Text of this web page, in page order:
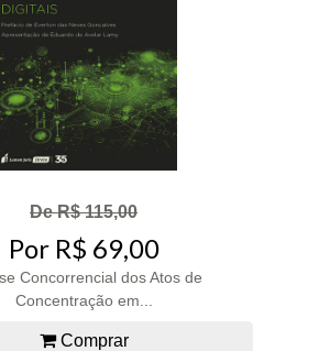
De R$ 115,00
Por R$ 69,00
Concorrencial dos Atos de
Concentração em...
Comprar